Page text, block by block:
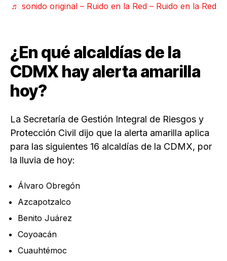
♬ sonido original – Ruido en la Red – Ruido en la Red
¿En qué alcaldías de la
CDMX hay alerta amarilla
hoy?
La Secretaría de Gestión Integral de Riesgos y
Protección Civil dijo que la alerta amarilla aplica
para las siguientes 16 alcaldías de la CDMX, por
la lluvia de hoy:
Álvaro Obregón
Azcapotzalco
Benito Juárez
Coyoacán
Cuauhtémoc